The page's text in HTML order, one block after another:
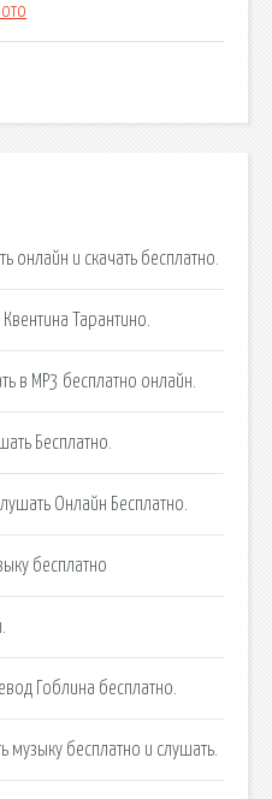
онлайн и скачать бесплатно.
Тарантино.
в MP3 бесплатно онлайн.
Бесплатно.
Онлайн Бесплатно.
бесплатно
Гоблина бесплатно.
бесплатно и слушать.